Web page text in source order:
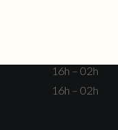
16h – 02h
16h – 02h